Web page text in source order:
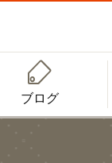

ブログ